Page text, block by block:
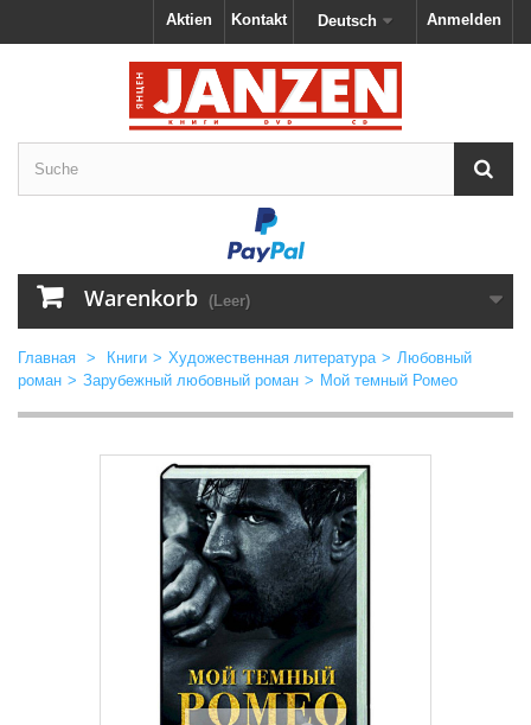
Anmelden
Deutsch
Kontakt
Aktien
Warenkorb (Leer)
Главная > Книги > Художественная литература > Любовный
роман > Зарубежный любовный роман > Мой темный Ромео